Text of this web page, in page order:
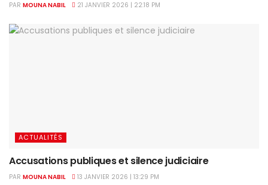
PAR MOUNA NABIL 21 JANVIER 2026 | 22:18 PM
ACTUALITÉS
Accusations publiques et silence judiciaire
PAR MOUNA NABIL 13 JANVIER 2026 | 13:29 PM